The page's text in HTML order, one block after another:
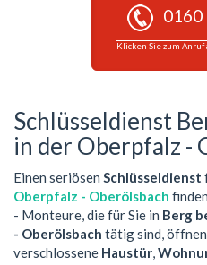
0160
Klicken Sie zum
Schlüsseldienst
in der Oberpfalz -
Einen seriösen Schlüsseldienst
Oberpfalz - Oberölsbach
- Monteure, die für Sie in Berg
- Oberölsbach tätig sind,
verschlossene Haustür,